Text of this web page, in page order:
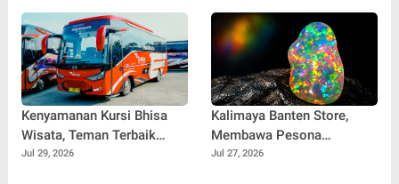
Kenyamanan Kursi Bhisa
Wisata, Teman Terbaik
untuk Perjalanan Jauh
Jul 29, 2026
Kalimaya Banten Store,
Membawa Pesona
Kalimaya Banten
Jul 27, 2026